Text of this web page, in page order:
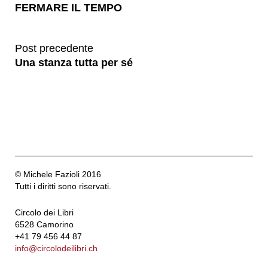
FERMARE IL TEMPO
Post precedente
Una stanza tutta per sé
© Michele Fazioli 2016
Tutti i diritti sono riservati.
Circolo dei Libri
6528 Camorino
+41 79 456 44 87
info@circolodeilibri.ch